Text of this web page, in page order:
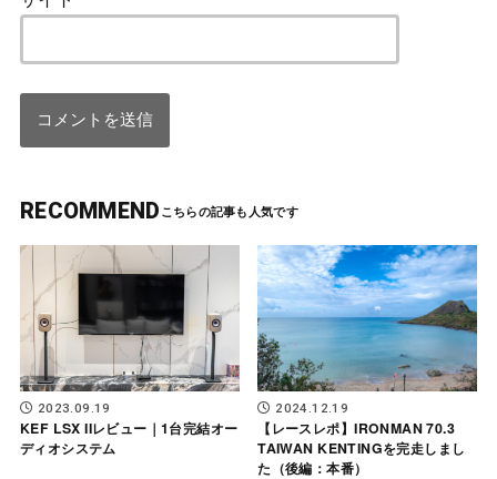
RECOMMEND
2023.09.19
KEF LSX IIレビュー｜1台完結オー
ディオシステム
2024.12.19
【レースレポ】IRONMAN 70.3
TAIWAN KENTINGを完走しまし
た（後編：本番）